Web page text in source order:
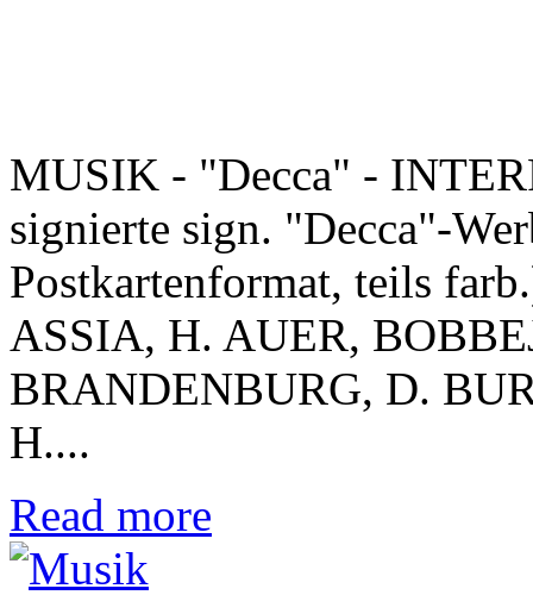
MUSIK - "Decca" -
signierte sign. "Decca"-
Postkartenformat, teils
ASSIA, H. AUER,
BRANDENBURG, D.
H....
Read more